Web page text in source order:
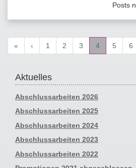
Posts
« ‹ 1 2 3 4 5 6
Aktuelles
Abschlussarbeiten 2026
Abschlussarbeiten 2025
Abschlussarbeiten 2024
Abschlussarbeiten 2023
Abschlussarbeiten 2022